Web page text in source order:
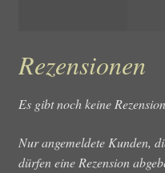
Rezensionen
Es gibt noch keine
Nur angemeldete Kunden,
dürfen eine Rezension